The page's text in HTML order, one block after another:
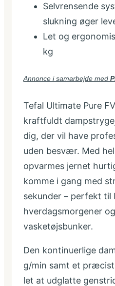
Selvrensende
slukning øger
Let og
kg
Annonce i samarbejde med
Tefal Ultimate Pure
kraftfuldt
dig, der vil have
uden besvær. Med
opvarmes jernet
komme i gang med
sekunder – perfekt til
hverdagsmorgener
vasketøjsbunker.
Den kontinuerlige
g/min samt et
let at udglatte